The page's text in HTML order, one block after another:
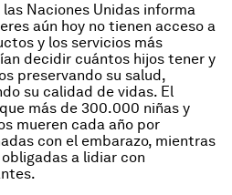
Naciones Unidas informa
aún hoy no tienen acceso a
y los servicios más
decidir cuántos hijos tener y
preservando su salud,
su calidad de vidas. El
más de 300.000 niñas y
mueren cada año por
con el embarazo, mientras
a lidiar con